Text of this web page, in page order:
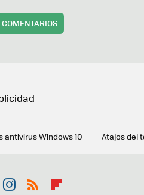
COMENTARIOS
antivirus Windows 10 Atajos del